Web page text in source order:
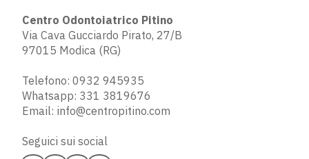
Centro Odontoiatrico Pitino
Via Cava Gucciardo Pirato, 27/B
97015 Modica (RG)
Telefono: 0932 945935
Whatsapp: 331 3819676
Email: info@centropitino.com
Seguici sui social